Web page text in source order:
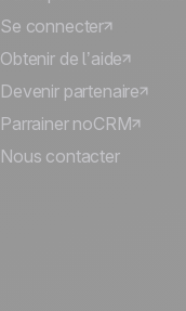
Se connecter
Obtenir de l’aide
Devenir partenaire
Parrainer noCRM
Nous contacter